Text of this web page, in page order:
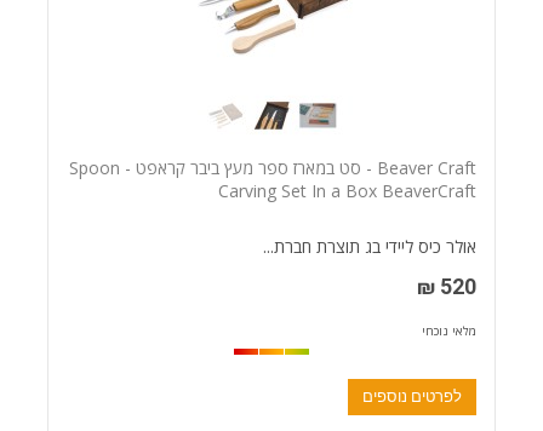
Beaver Craft - סט במארז ספר מעץ ביבר קראפט - Spoon
Carving Set In a Box BeaverCraft
אולר כיס ליידי בג תוצרת חברת...
520 ₪
מלאי נוכחי
לפרטים נוספים